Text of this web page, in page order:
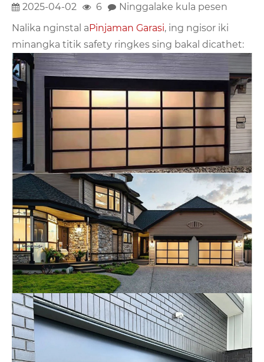
2025-04-02 6
Ninggalake kula pesen
Nalika nginstal aPinjaman Garasi, ing ngisor iki
minangka titik safety ringkes sing bakal dicathet: